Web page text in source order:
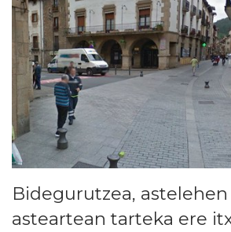
Bidegurutzea, astelehen
asteartean tarteka ere